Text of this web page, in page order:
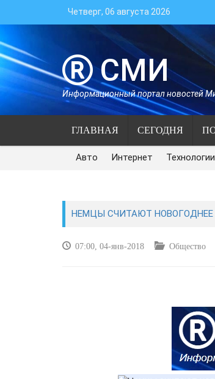
Четверг, 06 августа 2026
СМИ
Информационный портал новостей
ГЛАВНАЯ СЕГОДНЯ
Авто Интернет Технологии
НЕМЦЫ СЧИТАЮТ НОВОГОДНЕЕ
07:00, 04-янв-2018 Общество